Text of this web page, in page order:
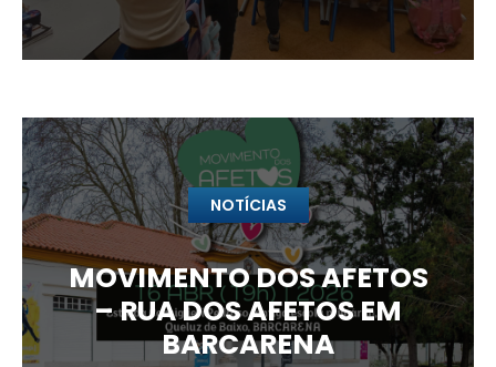
NOTÍCIAS
MOVIMENTO DOS AFETOS
– RUA DOS AFETOS EM
BARCARENA